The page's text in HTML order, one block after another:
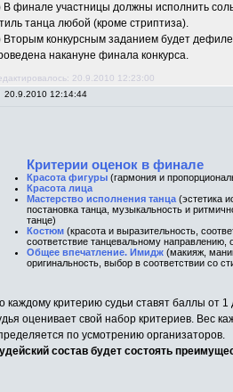
В финале участницы должны исполнить
танца любой (кроме стриптиза).
Вторым конкурсным заданием будет
накануне финала конкурса.
20.9.2010 12:23:00
20.9.2010 12:14:44
Критерии оценок в финале
Красота фигуры (гармония и
Красота лица
Мастерство исполнения танца (эстетика
постановка танца, музыкальность и
танце)
Костюм (красота и выразительность,
соответствие танцевальному направлению,
Общее впечатление. Имидж (макияж,
оригинальность, выбор в соответствии со
каждому критерию судьи ставят баллы от
оценивает свой набор критериев. Вес
по усмотрению организаторов.
состав будет состоять